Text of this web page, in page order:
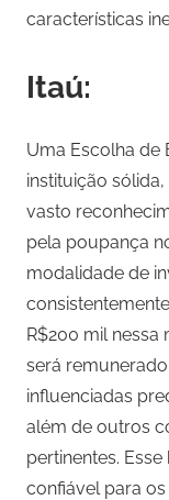
características
Itaú:
Uma Escolha de
instituição
vasto
pela poupança
modalidade de
R$200 mil nessa
será
influenciadas
além de outros
pertinentes.
confiável para